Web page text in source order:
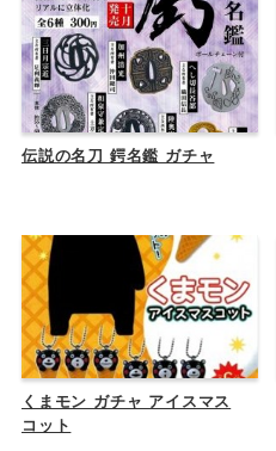
伝説の名刀 鍔名鑑 ガチャ
くまモン ガチャ アイスマス
コット